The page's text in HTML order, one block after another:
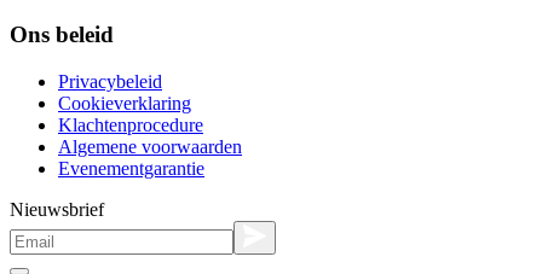
Ons beleid
Privacybeleid
Cookieverklaring
Klachtenprocedure
Algemene voorwaarden
Evenementgarantie
Nieuwsbrief